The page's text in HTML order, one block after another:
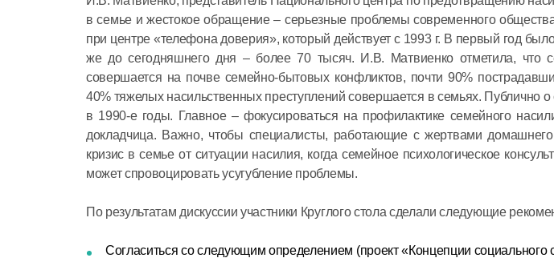
в семье и жестокое обращение – серьезные проблемы современного
при центре «телефона доверия», который действует с 1993 г. В первый год
же до сегодняшнего дня – более 70 тысяч. И.В. Матвиенко отметила, что
совершается на почве семейно-бытовых конфликтов, почти 90%
40% тяжелых насильственных преступлений совершается в семьях. Публично
в 1990-е годы. Главное – фокусироваться на профилактике семейного
докладчица. Важно, чтобы специалисты, работающие с жертвами
кризис в семье от ситуации насилия, когда семейное психологическое
может спровоцировать усугубление проблемы.
По результатам дискуссии участники Круглого стола сделали следующие
Согласиться со следующим определением (проект «Концепции